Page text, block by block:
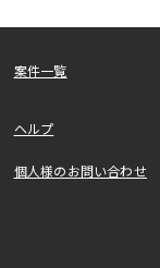
案件一覧
ヘルプ
個人様のお問い合わせ